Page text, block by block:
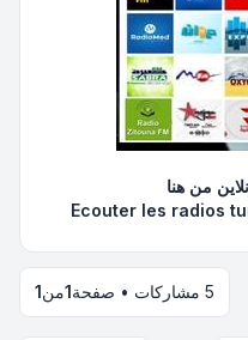
من هنا
Ecouter les radios
5 مشاركات • صفحة 1من1